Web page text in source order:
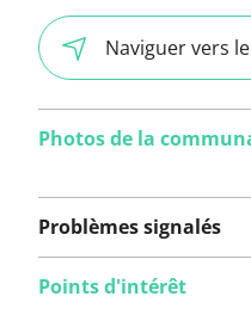
Naviguer vers
Photos de la
Problèmes signalés
Points d'intérêt